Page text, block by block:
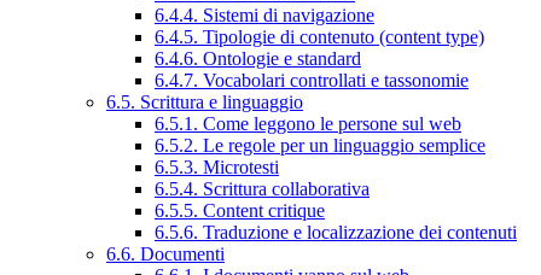
6.4.4. Sistemi di navigazione
6.4.5. Tipologie di contenuto (content type)
6.4.6. Ontologie e standard
6.4.7. Vocabolari controllati e tassonomie
6.5. Scrittura e linguaggio
6.5.1. Come leggono le persone sul web
6.5.2. Le regole per un linguaggio semplice
6.5.3. Microtesti
6.5.4. Scrittura collaborativa
6.5.5. Content critique
6.5.6. Traduzione e localizzazione dei contenuti
6.6. Documenti